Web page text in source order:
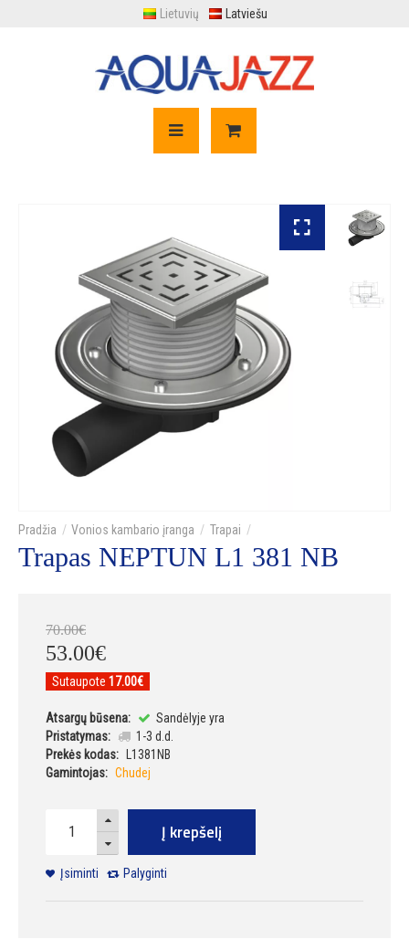
Lietuvių Latviešu
Vonios kambario įranga Trapai
Trapas NEPTUN L1 381 NB
70.00€
53.00€
Sutaupote 17.00€
Atsargų būsena:
Sandėlyje yra
Pristatymas:
1-3 d.d.
Prekės kodas:
L1381NB
Gamintojas: Chudej
Į krepšelį
Įsiminti Palyginti